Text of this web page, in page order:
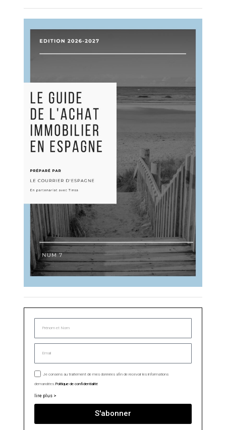
Je consens au traitement de mes données afin de recevoir les informations
demandées. Politique de confidentialité
lire plus >
S'abonner